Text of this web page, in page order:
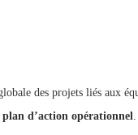
des projets liés aux
plan d’action opérationnel.